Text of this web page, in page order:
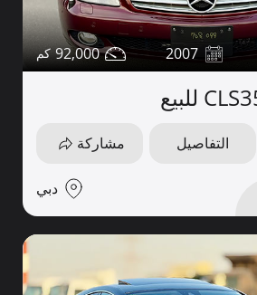
2007
92,000
التفاصيل مشاركة
دبي